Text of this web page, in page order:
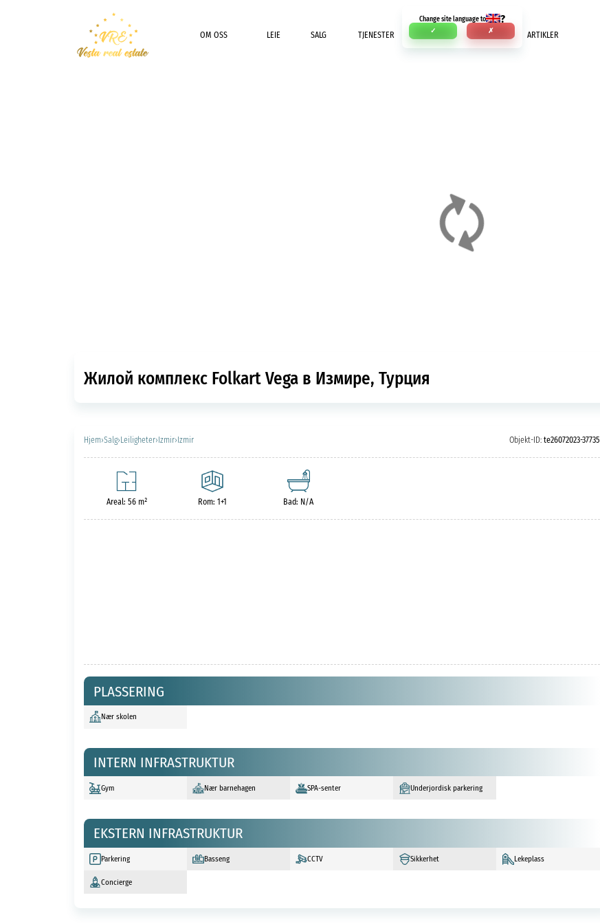
Change site language to ?
✓ ✗
OM OSS LEIE SALG TJENESTER INNBETALING ARTIKLER
Жилой комплекс Folkart Vega в Измире, Турция
Hjem›Salg›Leiligheter›Izmir›Izmir Objekt-ID:te26072023-37735
Areal: 56 m² Rom: 1+1 Bad: N/A
PLASSERING
Nær skolen
INTERN INFRASTRUKTUR
Gym Nær barnehagen SPA-senter Underjordisk parkering
EKSTERN INFRASTRUKTUR
Parkering Basseng CCTV Sikkerhet Lekeplass
Concierge